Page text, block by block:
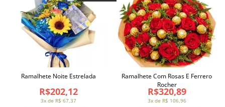
3x de R$ 67,37
R$202,12
Ramalhete Noite Estrelada
3x de R$ 106,96
R$320,89
Ramalhete Com Rosas E Ferrero
Rocher